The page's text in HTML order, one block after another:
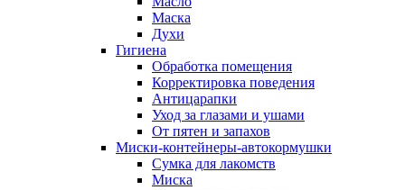
Маска
Духи
Гигиена
Обработка помещения
Корректировка поведения
Антицарапки
Уход за глазами и ушами
От пятен и запахов
Миски-контейнеры-автокормушки
Сумка для лакомств
Миска